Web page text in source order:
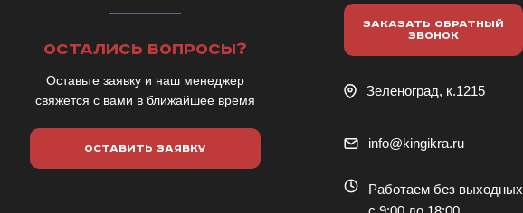
ОСТАЛИСЬ ВОПРОСЫ?
Оставьте заявку и наш менеджер
свяжется с вами в ближайшее время
ОСТАВИТЬ ЗАЯВКУ
ЗАКАЗАТЬ ОБРАТНЫЙ
ЗВОНОК
Зеленоград, к.1215
info@kingikra.ru
Работаем без выходных